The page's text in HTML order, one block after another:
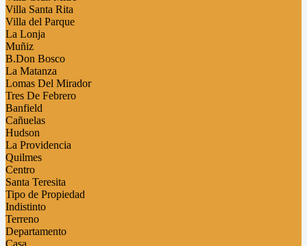
Villa Santa Rita
Villa del Parque
La Lonja
Muñiz
B.Don Bosco
La Matanza
Lomas Del Mirador
Tres De Febrero
Banfield
Cañuelas
Hudson
La Providencia
Quilmes
Centro
Santa Teresita
Tipo de Propiedad
Indistinto
Terreno
Departamento
Casa